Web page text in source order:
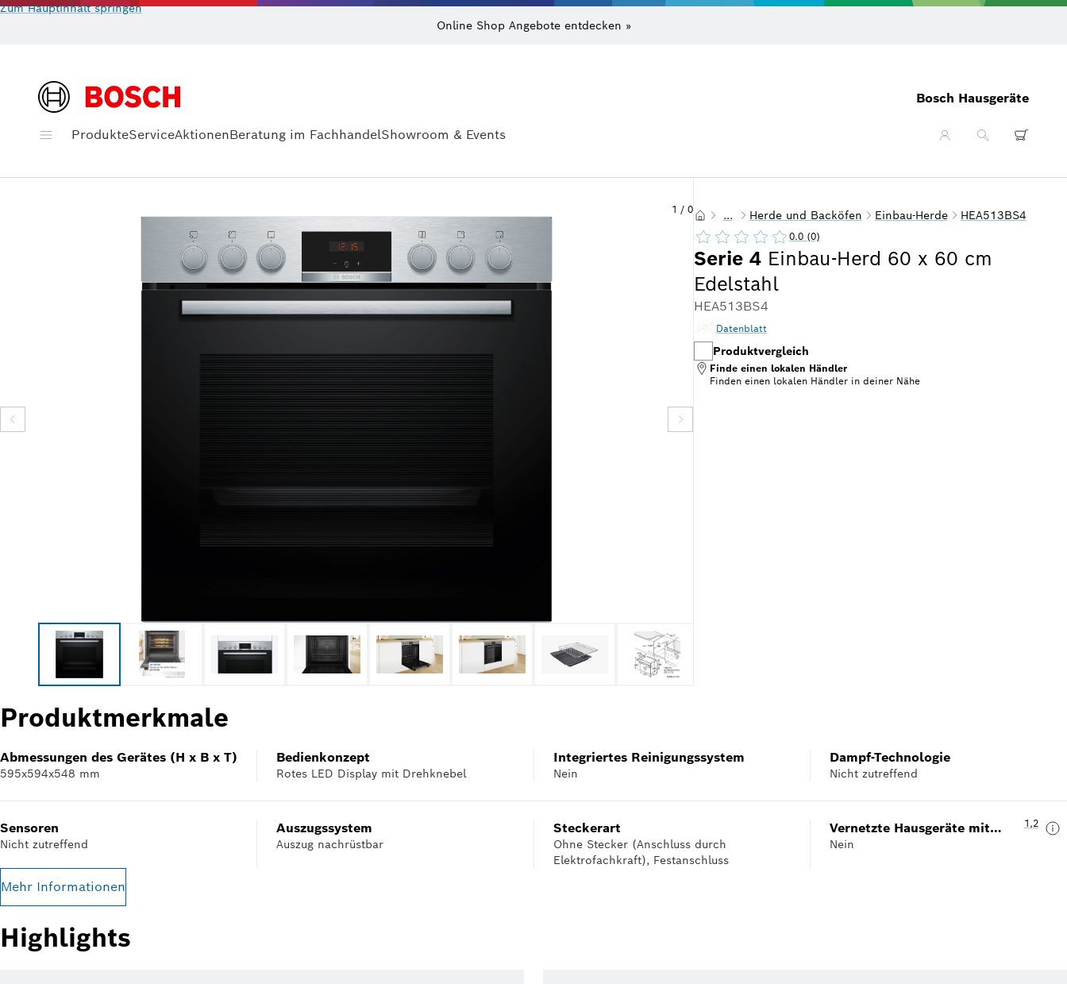
Zum Hauptinhalt springen
Online Shop Angebote entdecken »
Bosch Hausgeräte
ProdukteServiceAktionenBeratung im FachhandelShowroom & Events
1 / 0 ... Herde und Backöfen Einbau-Herde HEA513BS4
Serie 4 Einbau-Herd 60 x 60 cm
Edelstahl
HEA513BS4
0.0 (0)
Datenblatt
Produktvergleich
Finde einen lokalen Händler
Finden einen lokalen Händlerin deiner Nähe
Produktmerkmale
Abmessungen des Gerätes (H x B x T)
595x594x548 mm
Bedienkonzept
Rotes LED Display mit Drehknebel
Integriertes Reinigungssystem
Nein
Dampf-Technologie
Nicht zutreffend
Sensoren
Nicht zutreffend
Auszugssystem
Auszug nachrüstbar
Steckerart
Ohne Stecker (Anschluss durch
Elektrofachkraft), Festanschluss
Vernetzte Hausgeräte mit
Home Connect
Fußnote
1 ,,2
Nein
Mehr Informationen
Highlights